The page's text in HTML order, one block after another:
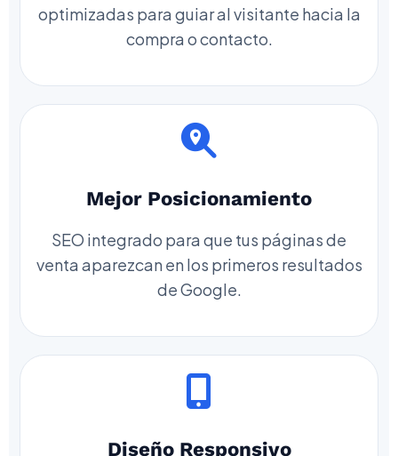
optimizadas para guiar al visitante hacia la
compra o contacto.
Mejor Posicionamiento
SEO integrado para que tus páginas de
venta aparezcan en los primeros resultados
de Google.
Diseño Responsivo